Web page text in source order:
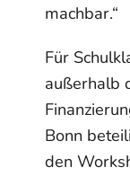
machbar.“
Für
außerhalb
Bonn
den